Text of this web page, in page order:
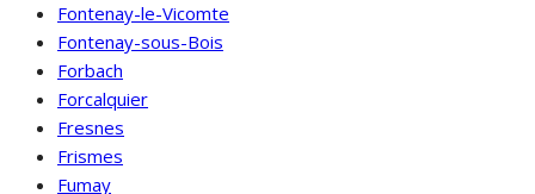
Fontenay-le-Vicomte
Fontenay-sous-Bois
Forbach
Forcalquier
Fresnes
Frismes
Fumay